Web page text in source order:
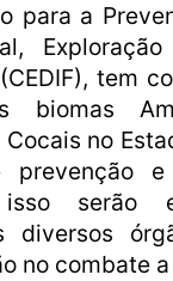
para a
tem
biomas
no
e
serão
diversos
no combate